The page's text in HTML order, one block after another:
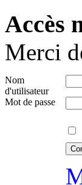
Accès
Merci
Nom
d'utilisateur
Mot de passe